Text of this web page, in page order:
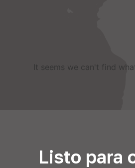
It seems we can't find
Listo para